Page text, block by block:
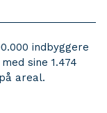
indbyggere
sine 1.474
areal.